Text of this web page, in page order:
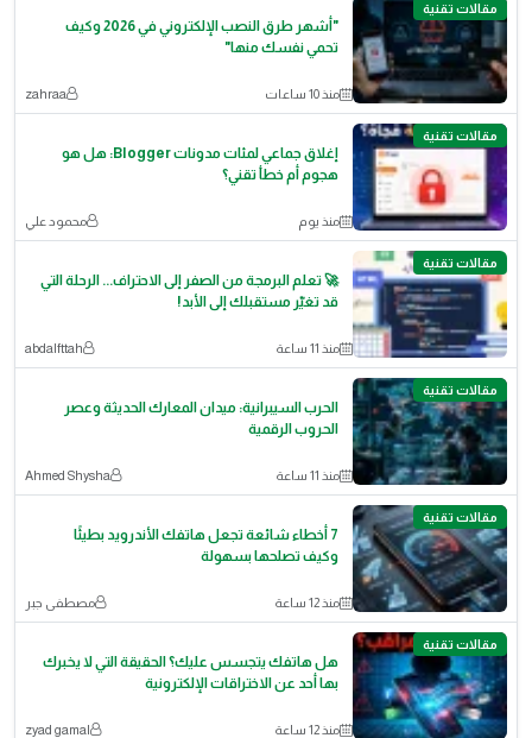
مقالات تقنية
"أشهر طرق النصب الإلكتروني في 2026 وكيف
تحمي نفسك منها"
منذ 10 ساعات zahraa
مقالات تقنية
إغلاق جماعي لمئات مدونات Blogger: هل هو
هجوم أم خطأ تقني؟
منذ يوم محمود علي
مقالات تقنية
🚀 تعلم البرمجة من الصفر إلى الاحتراف... الرحلة التي
قد تغيّر مستقبلك إلى الأبد!
منذ 11 ساعة abdalfttah
مقالات تقنية
الحرب السيبرانية: ميدان المعارك الحديثة وعصر
الحروب الرقمية
منذ 11 ساعة Ahmed Shysha
مقالات تقنية
7 أخطاء شائعة تجعل هاتفك الأندرويد بطيئًا
وكيف تصلحها بسهولة
منذ 12 ساعة مصطفى جبر
مقالات تقنية
هل هاتفك يتجسس عليك؟ الحقيقة التي لا يخبرك
بها أحد عن الاختراقات الإلكترونية
منذ 12 ساعة zyad gamal